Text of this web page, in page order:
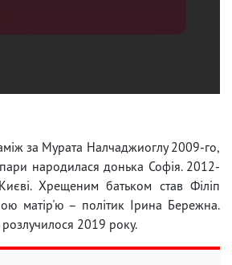
за Мурата Налчаджиоглу 2009-го,
народилася донька Софія. 2012-
Хрещеним батьком став Філіп
матір'ю – політик Ірина Бережна.
2019 року.